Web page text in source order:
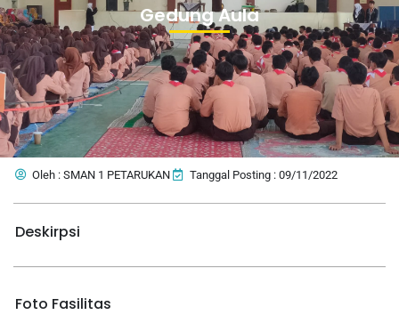
Gedung Aula
Oleh : SMAN 1 PETARUKAN Tanggal Posting : 09/11/2022
Deskirpsi
Foto Fasilitas